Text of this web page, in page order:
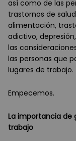
así como de las
trastornos de
alimentación,
adictivo,
las
las personas que
lugares de trabajo.
Empecemos.
La importancia de
trabajo